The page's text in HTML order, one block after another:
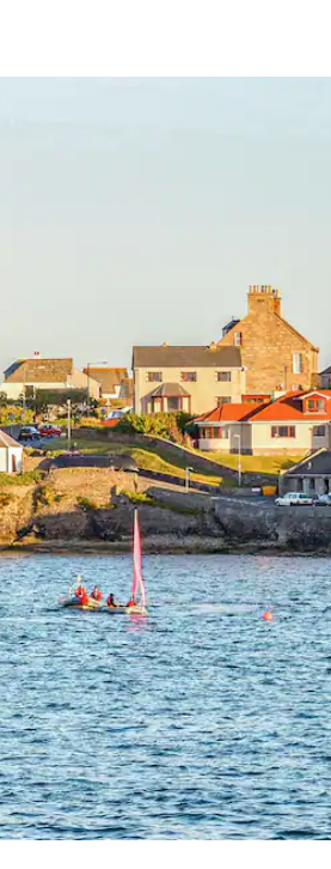
hacia arriba y hacia abajo, o